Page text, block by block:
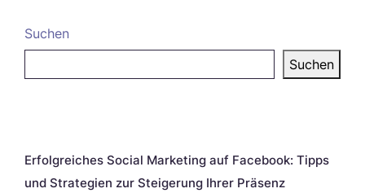
Suchen
Suchen
Erfolgreiches Social Marketing auf Facebook: Tipps
und Strategien zur Steigerung Ihrer Präsenz